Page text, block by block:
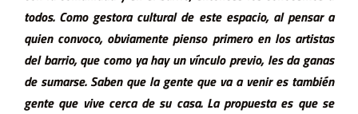
todos. Como gestora cultural de este espacio, al pensar a
quien convoco, obviamente pienso primero en los artistas
del barrio, que como ya hay un vínculo previo, les da ganas
de sumarse. Saben que la gente que va a venir es también
gente que vive cerca de su casa. La propuesta es que se